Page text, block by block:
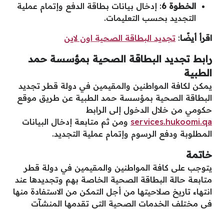
الخطوة 6
: إدخال بيانات بطاقة الدفع وإتمام عملية
التجديد بحسب التعليمات.
اقرأ أيضًا: تجديد البطاقة الصحية اون لاين
رابط تجديد البطاقة الصحية بمؤسسة حمد
الطبية
يمكن لكافة المواطنين والمقيمين في دولة قطر تجديد
البطاقة الصحية بمؤسسة حمد الطبية عن طريق موقع
حكومي من خلال الدخول إلى الرابط
services.hukoomi.qa ومن ثم متابعة إدخال البيانات
المطلوبة ودفع الرسوم وإتمام عملية التجديد.
خاتمة
يتوجب على كافة المواطنين والمقيمين في دولة قطر
متابعة حالة البطاقة الصحية الخاصة بهم وتجديدها عند
انتهاء تاريخ صلاحيتها من أجل التمكن من الاستفادة منها
في مختلف الخدمات الصحية التي تقدمها المنشآت